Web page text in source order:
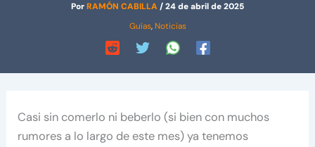
PorRAMÓN CABILLA/24 de abril de 2025
Guías, Noticias
Casi sin comerlo ni beberlo (si bien con muchos
rumores a lo largo de este mes) ya tenemos